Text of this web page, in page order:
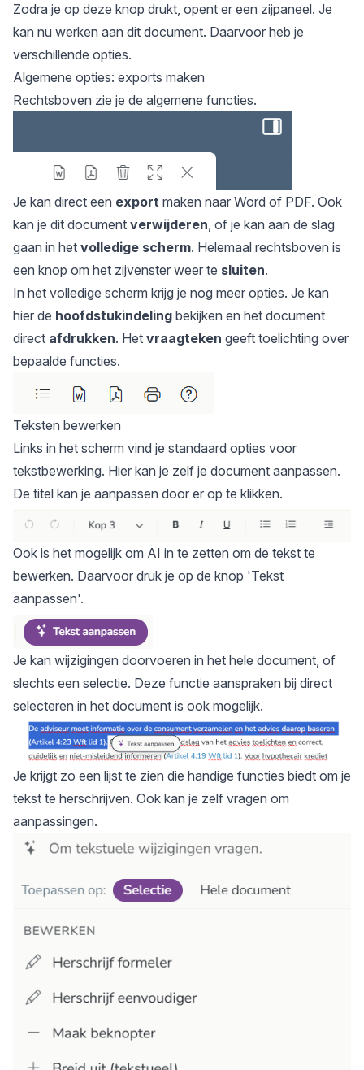
Zodra je op deze knop drukt, opent er een zijpaneel. Je
kan nu werken aan dit document. Daarvoor heb je
verschillende opties.
Algemene opties: exports maken
Rechtsboven zie je de algemene functies.
Je kan direct een export maken naar Word of PDF. Ook
kan je dit document verwijderen, of je kan aan de slag
gaan in het volledige scherm. Helemaal rechtsboven is
een knop om het zijvenster weer te sluiten.
In het volledige scherm krijg je nog meer opties. Je kan
hier de hoofdstukindeling bekijken en het document
direct afdrukken. Het vraagteken geeft toelichting over
bepaalde functies.
Teksten bewerken
Links in het scherm vind je standaard opties voor
tekstbewerking. Hier kan je zelf je document aanpassen.
De titel kan je aanpassen door er op te klikken.
Ook is het mogelijk om AI in te zetten om de tekst te
bewerken. Daarvoor druk je op de knop 'Tekst
aanpassen'.
Je kan wijzigingen doorvoeren in het hele document, of
slechts een selectie. Deze functie aanspraken bij direct
selecteren in het document is ook mogelijk.
Je krijgt zo een lijst te zien die handige functies biedt om je
tekst te herschrijven. Ook kan je zelf vragen om
aanpassingen.